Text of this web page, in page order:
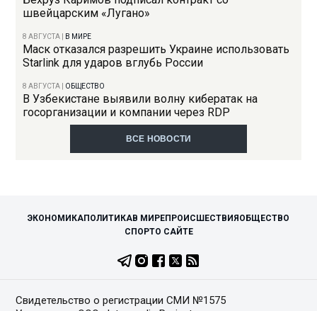
швейцарским «Лугано»
8 АВГУСТА В МИРЕ
Маск отказался разрешить Украине использовать
Starlink для ударов вглубь России
8 АВГУСТА ОБЩЕСТВО
В Узбекистане выявили волну кибератак на
госорганизации и компании через RDP
ВСЕ НОВОСТИ
ЭКОНОМИКАПОЛИТИКАВ МИРЕПРОИСШЕСТВИЯ ОБЩЕСТВО
СПОРТО САЙТЕ
Свидетельство о регистрации СМИ №1575